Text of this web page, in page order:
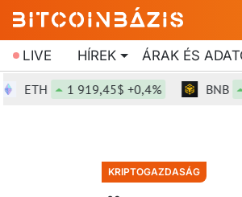
LIVE HÍREK ÁRAK ÉS
1 919,45$ +0,4% BNB
KRIPTOGAZDASÁG